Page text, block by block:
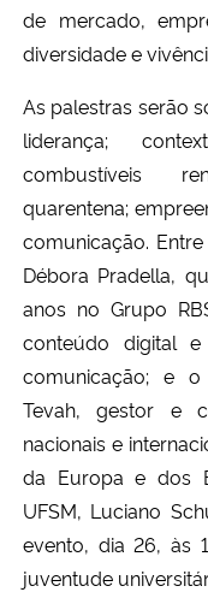
Gabinete de Segurança
Advocacia-Geral da União
Banco Central do Brasil
de mercado,
diversidade e
As palestras serão
liderança;
combustíveis
quarentena;
comunicação.
Débora Pradella,
anos no Grupo
conteúdo digital
comunicação; e
Tevah, gestor e
nacionais e
da Europa e dos
UFSM, Luciano
evento, dia 26, às
juventude